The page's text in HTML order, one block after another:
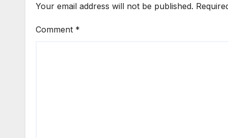
Your email address will not be published.
Comment *